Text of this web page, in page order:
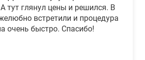
тут глянул цены и решился. В
встретили и процедура
очень быстро. Спасибо!